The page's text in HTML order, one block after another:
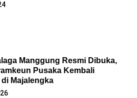
Manggung Resmi Dibuka,
Pusaka Kembali
di Majalengka